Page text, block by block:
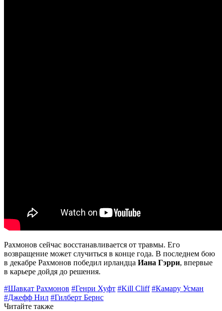
Рахмонов сейчас восстанавливается от травмы. Его
возвращение может случиться в конце года. В последнем бою
в декабре Рахмонов победил ирландца Иана Гэрри, впервые
в карьере дойдя до решения.
#Шавкат Рахмонов #Генри Хуфт #Kill Cliff #Камару Усман
#Джефф Нил #Гилберт Бернс
Читайте также